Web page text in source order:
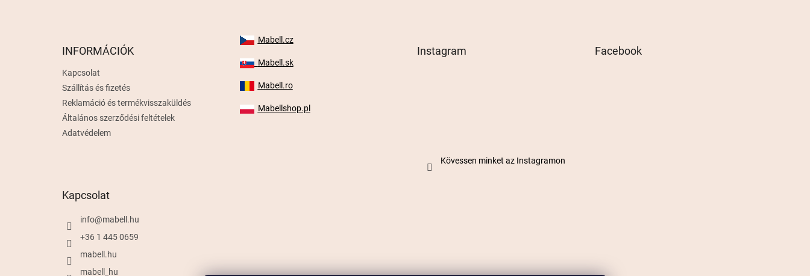
INFORMÁCIÓK
Kapcsolat
Szállítás és fizetés
Reklamáció és termékvisszaküldés
Általános szerződési feltételek
Adatvédelem
Mabell.cz
Mabell.sk
Mabell.ro
Mabellshop.pl
Instagram
Kövessen minket az Instagramon
Facebook
Kapcsolat
info@mabell.hu
+36 1 445 0659
mabell.hu
mabell_hu